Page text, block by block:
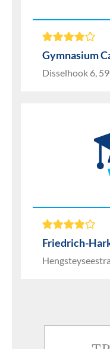
Gymnasium
Disselhook 6,
Friedrich-